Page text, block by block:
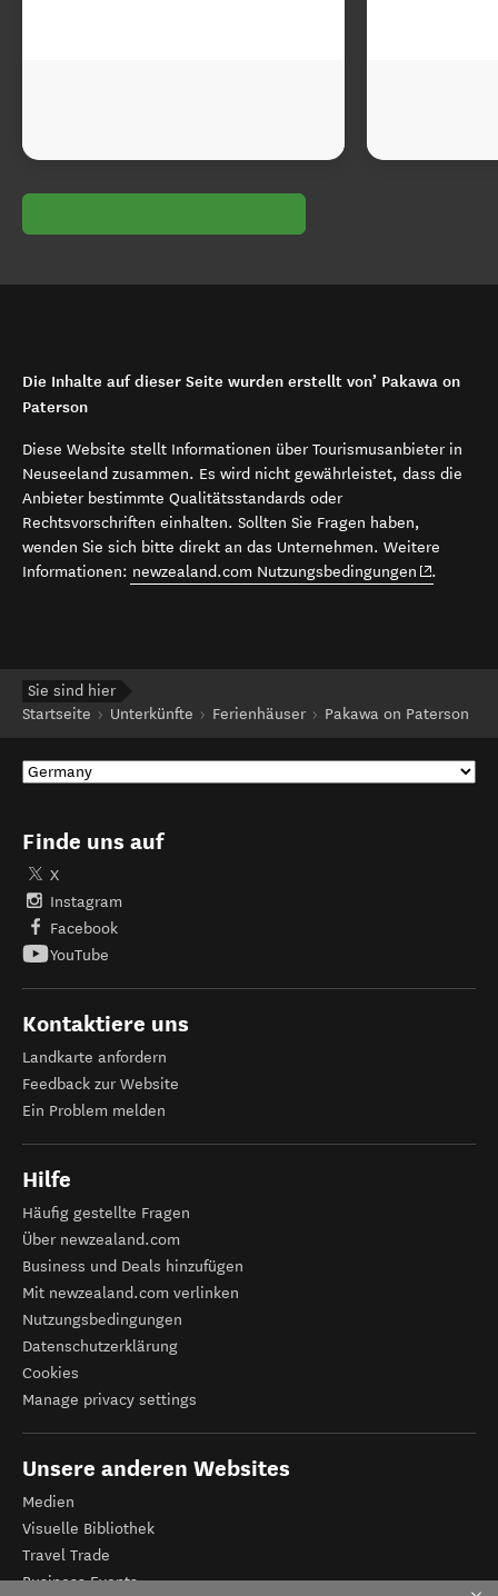
Die Inhalte auf dieser Seite wurden erstellt von’ Pakawa on
Paterson
Diese Website stellt Informationen über Tourismusanbieter in
Neuseeland zusammen. Es wird nicht gewährleistet, dass die
Anbieter bestimmte Qualitätsstandards oder
Rechtsvorschriften einhalten. Sollten Sie Fragen haben,
wenden Sie sich bitte direkt an das Unternehmen. Weitere
Informationen: newzealand.com Nutzungsbedingungen (opens in
.
Sie sind hier
Startseite
Unterkünfte Ferienhäuser Pakawa on Paterson
Finde uns auf
X
Instagram
Facebook
YouTube
Kontaktiere uns
Landkarte anfordern
Feedback zur Website
Ein Problem melden
Hilfe
Häufig gestellte Fragen
Über newzealand.com
Business und Deals hinzufügen
Mit newzealand.com verlinken
Nutzungsbedingungen
Datenschutzerklärung
Cookies
Manage privacy settings
Unsere anderen Websites
Medien
Visuelle Bibliothek
Travel Trade
Business Events